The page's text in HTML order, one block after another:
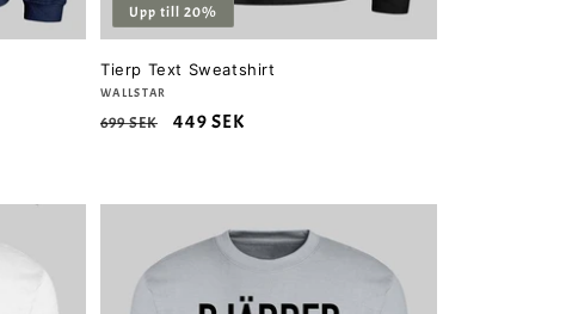
Upp till 20%
Tierp Text Sweatshirt
Säljare:
WALLSTAR
Ordinarie
699 SEK Försäljningspris
449 SEK